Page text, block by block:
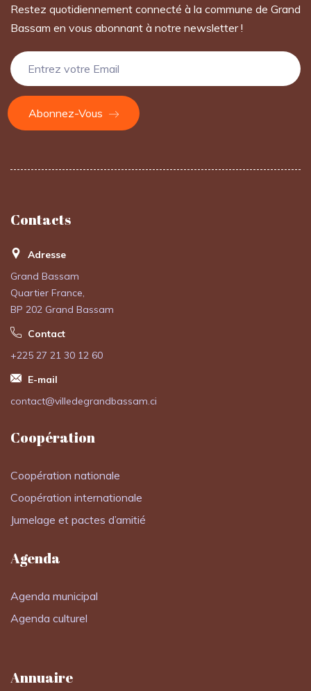
Restez quotidiennement connecté à la commune de Grand
Bassam en vous abonnant à notre newsletter !
Abonnez-Vous
Contacts
Adresse
Grand Bassam
Quartier France,
BP 202 Grand Bassam
Contact
+225 27 21 30 12 60
E-mail
contact@villedegrandbassam.ci
Coopération
Coopération nationale
Coopération internationale
Jumelage et pactes d’amitié
Agenda
Agenda municipal
Agenda culturel
Annuaire